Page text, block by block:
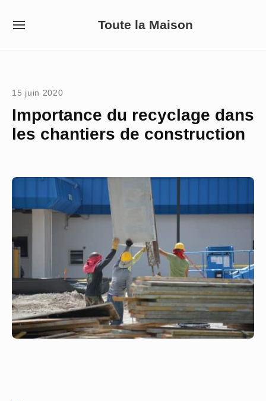
Toute la Maison
SITE
15 juin 2020
Importance du recyclage dans
les chantiers de construction